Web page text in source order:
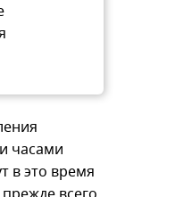
часами
в это время